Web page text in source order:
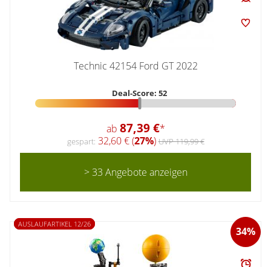
Technic 42154 Ford GT 2022
Deal-Score: 52
ab 87,39 €*
gespart: 32,60 € (27%)UVP 119,99 €
> 33 Angebote anzeigen
34%
AUSLAUFARTIKEL 12/26